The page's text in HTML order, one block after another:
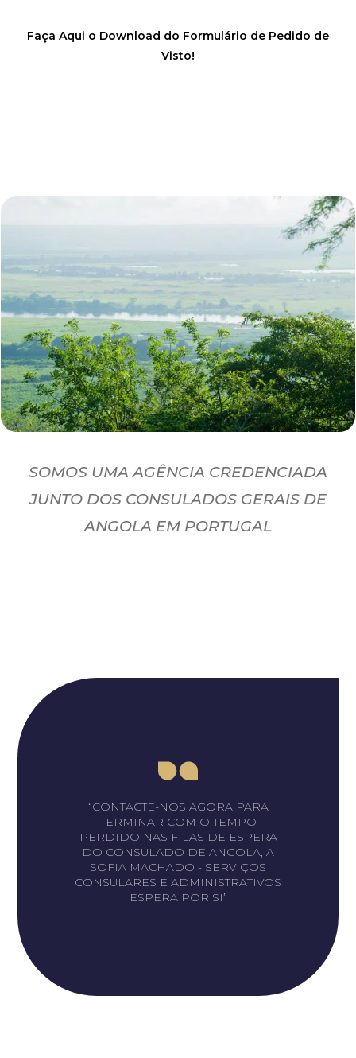
SOMOS UMA AGÊNCIA CREDENCIADA
JUNTO DOS CONSULADOS GERAIS DE
ANGOLA EM PORTUGAL
Faça Aqui o Download do Formulário de Pedido de
Visto!
“CONTACTE-NOS AGORA PARA
TERMINAR COM O TEMPO
PERDIDO NAS FILAS DE ESPERA
DO CONSULADO DE ANGOLA, A
SOFIA MACHADO - SERVIÇOS
CONSULARES E ADMINISTRATIVOS
ESPERA POR SI”